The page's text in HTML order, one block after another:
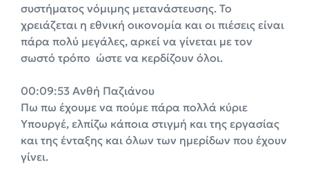
συστήματος νόμιμης μετανάστευσης. Το
χρειάζεται η εθνική οικονομία και οι πιέσεις είναι
πάρα πολύ μεγάλες, αρκεί να γίνεται με τον
σωστό τρόπο ώστε να κερδίζουν όλοι.
00:09:53 Ανθή Παζιάνου
Πω πω έχουμε να πούμε πάρα πολλά κύριε
Υπουργέ, ελπίζω κάποια στιγμή και της εργασίας
και της ένταξης και όλων των ημερίδων που έχουν
γίνει.